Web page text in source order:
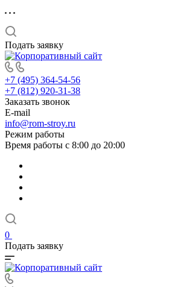
Подать заявку
+7 (495) 364-54-56
+7 (812) 920-31-38
Заказать звонок
E-mail
info@rom-stroy.ru
Режим работы
Время работы с 8:00 до 20:00
0
Подать заявку